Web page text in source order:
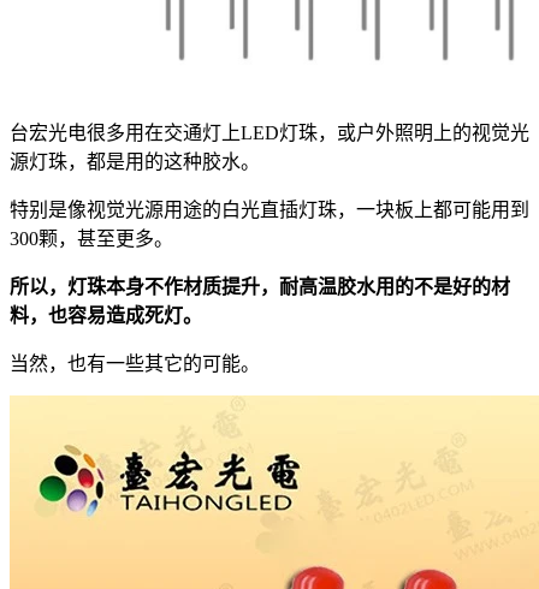
台宏光电很多用在交通灯上LED灯珠，或户外照明上的视觉光
源灯珠，都是用的这种胶水。
特别是像视觉光源用途的白光直插灯珠，一块板上都可能用到
300颗，甚至更多。
所以，灯珠本身不作材质提升，耐高温胶水用的不是好的材
料，也容易造成死灯。
当然，也有一些其它的可能。